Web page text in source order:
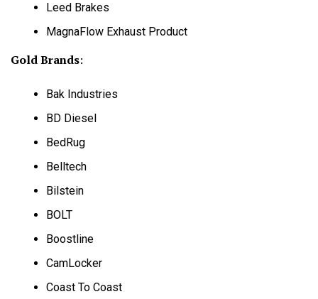
Leed Brakes
MagnaFlow Exhaust Product
Gold Brands:
Bak Industries
BD Diesel
BedRug
Belltech
Bilstein
BOLT
Boostline
CamLocker
Coast To Coast